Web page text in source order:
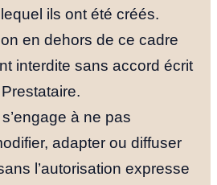
lequel ils ont été créés.
en dehors de ce cadre
interdite sans accord écrit
à ne pas
adapter ou diffuser
l’autorisation expresse